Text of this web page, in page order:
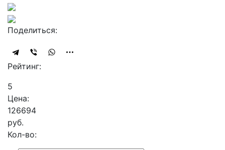
Поделиться:
Рейтинг:
5
Цена:
126694
руб.
Кол-во: